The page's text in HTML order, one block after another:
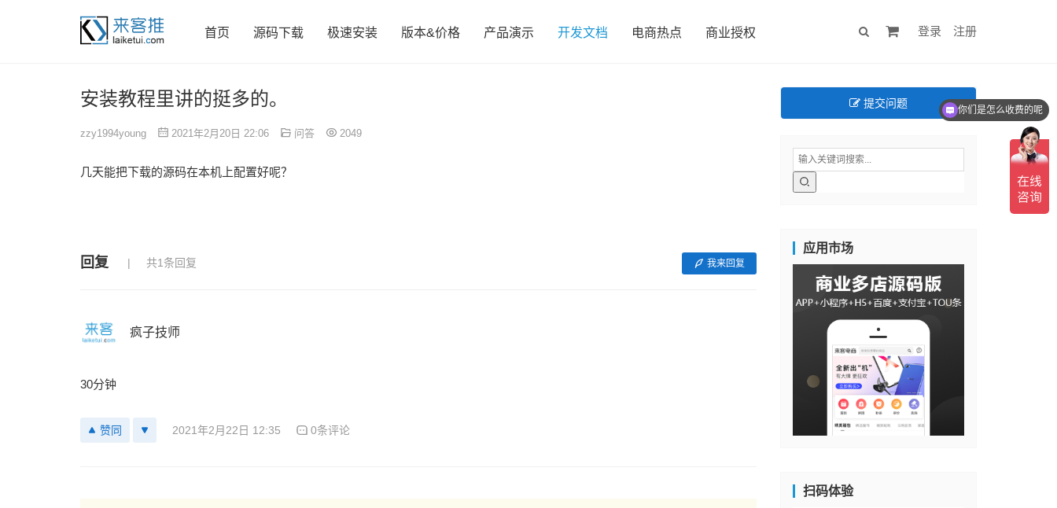
首页 源码下载 极速安装 版本&价格 产品演示 开发文档 电商热点 商业授权 登录 注册
安装教程里讲的挺多的。
zzy1994young 2021年2月20日 22:06 问答 2049
几天能把下载的源码在本机上配置好呢？
回复 共1条回复 我来回复
疯子技师
30分钟
赞同 2021年2月22日 12:35 0条评论
提交问题
应用市场
扫码体验
你们是怎么收费的呢